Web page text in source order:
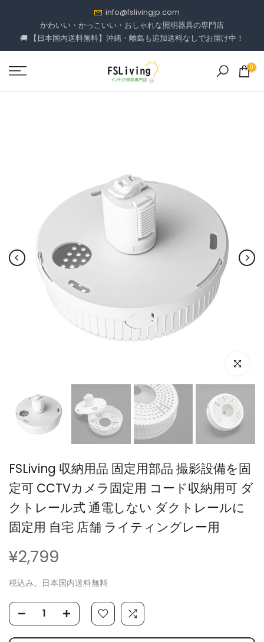
ン
ツ
進
info@fslivingjp.com
かわいい・かっこいい・おしゃれな照明器具の専門店
🚚 【日本国内送料無料】沖縄・離島も追加送料なしでお届け中！
0
FSLiving 収納用品 固定用部品 撮影設備を固
定可 CCTVカメラ固定用 コード収納用可 ダ
クトレール式 通電しない ダクトレールに
固定用 自宅 店舗 ライティングレー用
¥2,799
税込み。日本国内送料無料